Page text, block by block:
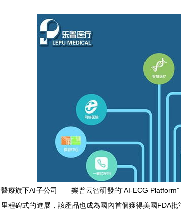
療旗下AI子公司——樂普云智研發的“AI-ECG
程碑式的進展，該產品也成為國內首個獲得美國FDA批